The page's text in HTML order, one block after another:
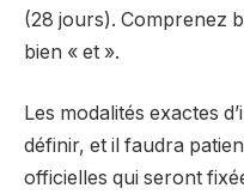
(28 jours). Comprenez
bien « et ».
Les modalités exactes
définir, et il faudra
officielles qui seront